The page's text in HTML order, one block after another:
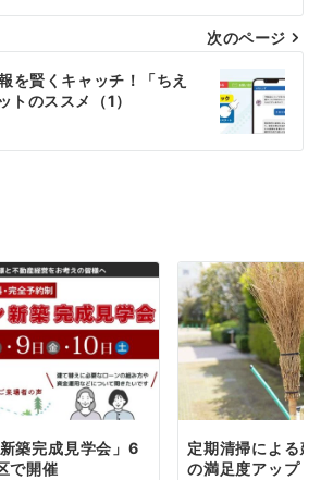
次のページ
を賢くキャッチ！「ちえ
トのススメ（1）
築完成見学会」6
で開催
定期清掃による
の満足度アップ